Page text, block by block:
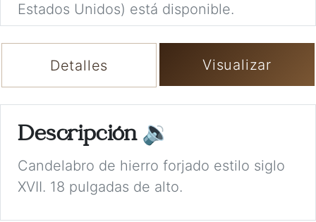
Estados Unidos) está disponible.
Detalles Visualizar
Descripción 🔉
Candelabro de hierro forjado estilo siglo
XVII. 18 pulgadas de alto.